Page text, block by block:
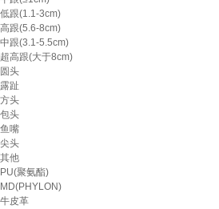
低跟(1.1-3cm)
高跟(5.6-8cm)
中跟(3.1-5.5cm)
超高跟(大于8cm)
圆头
露趾
方头
包头
鱼嘴
尖头
其他
PU(聚氨酯)
MD(PHYLON)
牛皮革